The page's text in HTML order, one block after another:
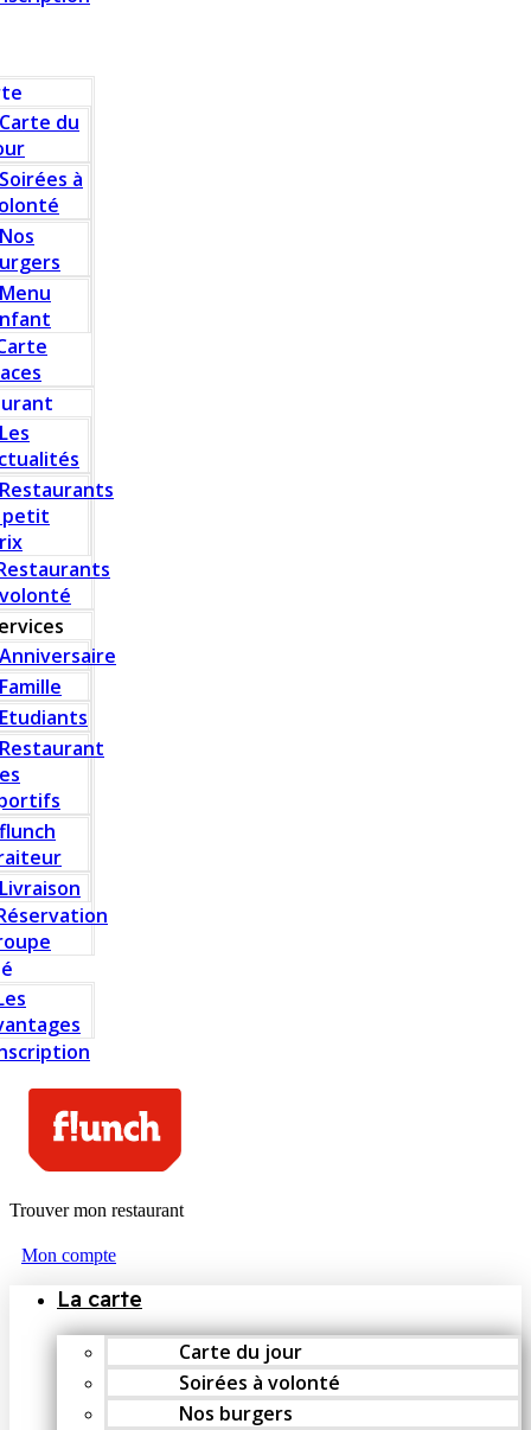
Carte du
Soirées à
Nos
Menu
Les
Restaurants
petit
Anniversaire
Famille
Etudiants
Restaurant
flunch
Livraison
Trouver mon restaurant
Mon compte
La carte
Carte du jour
Soirées à volonté
Nos burgers